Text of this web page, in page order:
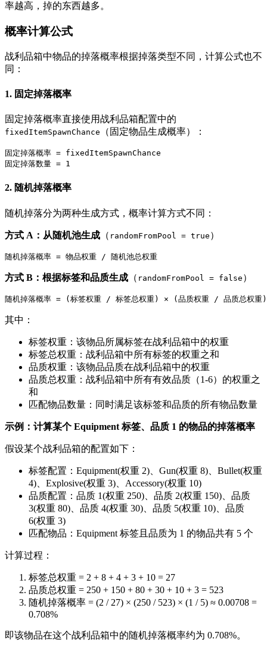
率越高，掉的东西越多。
概率计算公式
战利品箱中物品的掉落概率根据掉落类型不同，计算公式也不
同：
1. 固定掉落概率
固定掉落概率直接使用战利品箱配置中的
fixedItemSpawnChance （固定物品生成概率）：
固定掉落概率 = fixedItemSpawnChance
2. 随机掉落概率
随机掉落分为两种生成方式，概率计算方式不同：
方式 A：从随机池生成 （ randomFromPool = true ）
方式 B：根据标签和品质生成 （ randomFromPool = false ）
其中：
标签权重：该物品所属标签在战利品箱中的权重
标签总权重：战利品箱中所有标签的权重之和
品质权重：该物品品质在战利品箱中的权重
品质总权重：战利品箱中所有有效品质（1-6）的权重之
和
匹配物品数量：同时满足该标签和品质的所有物品数量
示例：计算某个 Equipment 标签、品质 1 的物品的掉落概率
假设某个战利品箱的配置如下：
标签配置：Equipment(权重 2)、Gun(权重 8)、Bullet(权重
4)、Explosive(权重 3)、Accessory(权重 10)
品质配置：品质 1(权重 250)、品质 2(权重 150)、品质
3(权重 80)、品质 4(权重 30)、品质 5(权重 10)、品质
6(权重 3)
匹配物品：Equipment 标签且品质为 1 的物品共有 5 个
计算过程：
标签总权重 = 2 + 8 + 4 + 3 + 10 = 27
品质总权重 = 250 + 150 + 80 + 30 + 10 + 3 = 523
随机掉落概率 = (2 / 27) × (250 / 523) × (1 / 5) ≈ 0.00708 =
0.708%
即该物品在这个战利品箱中的随机掉落概率约为 0.708%。